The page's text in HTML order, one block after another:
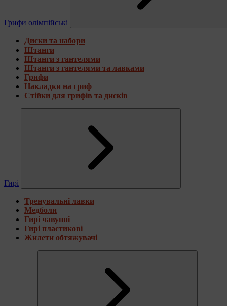
Грифи олімпійські
Диски та набори
Штанги
Штанги з гантелями
Штанги з гантелями та лавками
Грифи
Накладки на гриф
Стійки для грифів та дисків
Гирі
Тренувальні лавки
Медболи
Гирі чавунні
Гирі пластикові
Жилети обтяжувачі